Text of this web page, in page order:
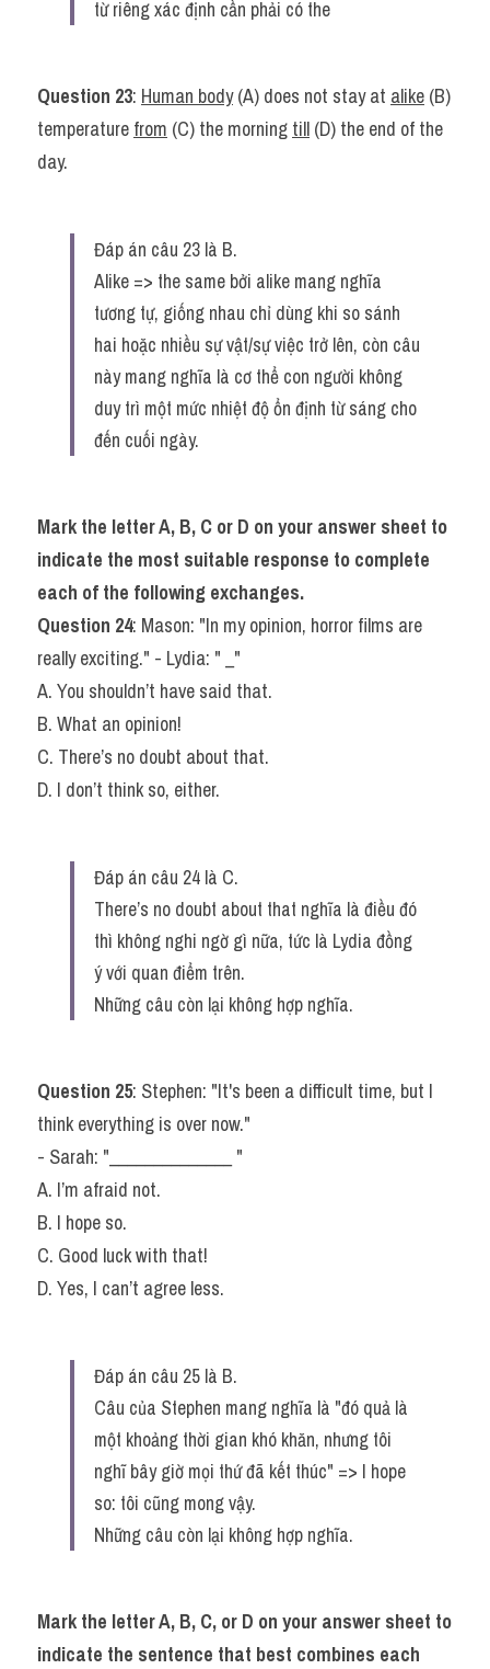
từ riêng xác định cần phải có the
Question 23: Human body (A) does not stay at alike (B)
temperature from (C) the morning till (D) the end of the
day.
Đáp án câu 23 là B.
Alike => the same bởi alike mang nghĩa
tương tự, giống nhau chỉ dùng khi so sánh
hai hoặc nhiều sự vật/sự việc trở lên, còn câu
này mang nghĩa là cơ thể con người không
duy trì một mức nhiệt độ ổn định từ sáng cho
đến cuối ngày.
Mark the letter A, B, C or D on your answer sheet to
indicate the most suitable response to complete
each of the following exchanges.
Question 24: Mason: "In my opinion, horror films are
really exciting." - Lydia: " _"
A. You shouldn’t have said that.
B. What an opinion!
C. There’s no doubt about that.
D. I don’t think so, either.
Đáp án câu 24 là C.
There’s no doubt about that nghĩa là điều đó
thì không nghi ngờ gì nữa, tức là Lydia đồng
ý với quan điểm trên.
Những câu còn lại không hợp nghĩa.
Question 25: Stephen: "It's been a difficult time, but I
think everything is over now."
- Sarah: "______________ "
A. I’m afraid not.
B. I hope so.
C. Good luck with that!
D. Yes, I can’t agree less.
Đáp án câu 25 là B.
Câu của Stephen mang nghĩa là "đó quả là
một khoảng thời gian khó khăn, nhưng tôi
nghĩ bây giờ mọi thứ đã kết thúc" => I hope
so: tôi cũng mong vậy.
Những câu còn lại không hợp nghĩa.
Mark the letter A, B, C, or D on your answer sheet to
indicate the sentence that best combines each